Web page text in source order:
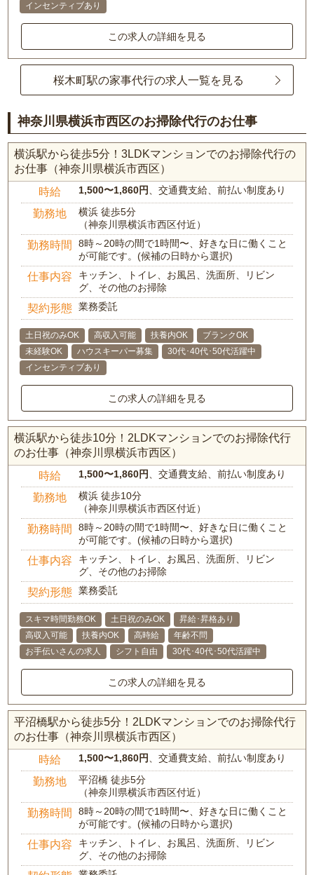
インセンティブあり
この求人の詳細を見る
桜木町駅の家事代行の求人一覧を見る
神奈川県横浜市西区のお掃除代行のお仕事
横浜駅から徒歩5分！3LDKマンションでのお掃除代行の
お仕事（神奈川県横浜市西区）
時給 1,500〜1,860円 、交通費支給、前払い制度あり
勤務地
横浜 徒歩5分
（神奈川県横浜市西区付近）
勤務時間
8時～20時の間で1時間〜、好きな日に働くこと
が可能です。(候補の日時から選択)
仕事内容
キッチン、トイレ、お風呂、洗面所、リビン
グ、その他のお掃除
契約形態 業務委託
土日祝のみOK 高収入可能 扶養内OK
ブランクOK
未経験OK
ハウスキーパー募集
30代･40代･50代活躍中
インセンティブあり
この求人の詳細を見る
横浜駅から徒歩10分！2LDKマンションでのお掃除代行
のお仕事（神奈川県横浜市西区）
時給 1,500〜1,860円 、交通費支給、前払い制度あり
勤務地
横浜 徒歩10分
（神奈川県横浜市西区付近）
勤務時間
8時～20時の間で1時間〜、好きな日に働くこと
が可能です。(候補の日時から選択)
仕事内容
キッチン、トイレ、お風呂、洗面所、リビン
グ、その他のお掃除
契約形態 業務委託
スキマ時間勤務OK 土日祝のみOK
昇給･昇格あり
高収入可能
扶養内OK 高時給
年齢不問
お手伝いさんの求人
シフト自由 30代･40代･50代活躍中
この求人の詳細を見る
平沼橋駅から徒歩5分！2LDKマンションでのお掃除代行
のお仕事（神奈川県横浜市西区）
時給 1,500〜1,860円 、交通費支給、前払い制度あり
勤務地
平沼橋 徒歩5分
（神奈川県横浜市西区付近）
勤務時間
8時～20時の間で1時間〜、好きな日に働くこと
が可能です。(候補の日時から選択)
仕事内容
キッチン、トイレ、お風呂、洗面所、リビン
グ、その他のお掃除